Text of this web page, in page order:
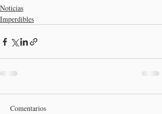
Noticias
Imperdibles
Comentarios